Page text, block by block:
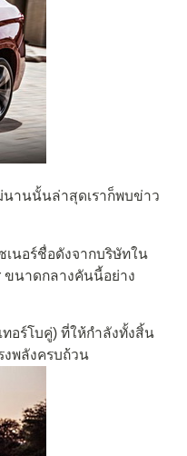
นานนั้นล่าสุดเราก็พบข่าว
นอร์ชื่อดังจากบริษัทใน
ขนาดกลางคันนี้อย่าง
อร์โบคู่) ที่ให้กำลังทั้งสิ้น
งพลังครบถ้วน